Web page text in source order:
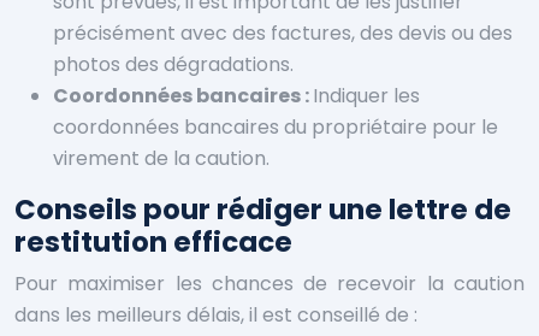
précisément avec des factures, des devis ou des
photos des dégradations.
Coordonnées bancaires :Indiquer les
coordonnées bancaires du propriétaire pour le
virement de la caution.
Conseils pour rédiger une lettre de
restitution efficace
Pour maximiser les chances de recevoir la caution
dans les meilleurs délais, il est conseillé de :